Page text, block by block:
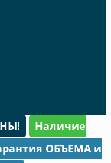
Наличие
ОБЪЕМА и